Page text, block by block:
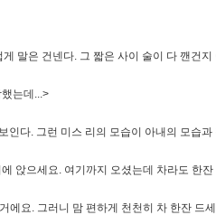
말은 건넨다. 그 짧은 사이 술이 다 깬건
는데...>
인다. 그런 미스 리의 모습이 아내의 모습
앉으세요. 여기까지 오셨는데 차라도 한
에요. 그러니 맘 편하게 천천히 차 한잔 드